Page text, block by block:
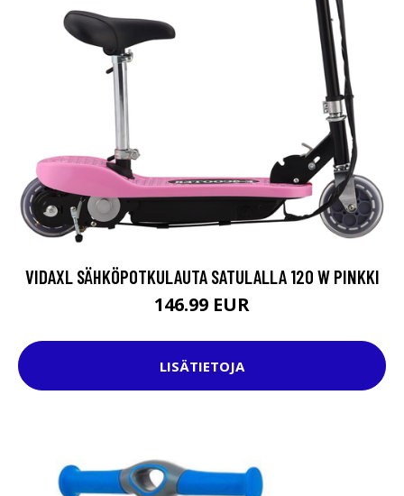
VIDAXL SÄHKÖPOTKULAUTA SATULALLA 120 W PINKKI
146.99 EUR
LISÄTIETOJA